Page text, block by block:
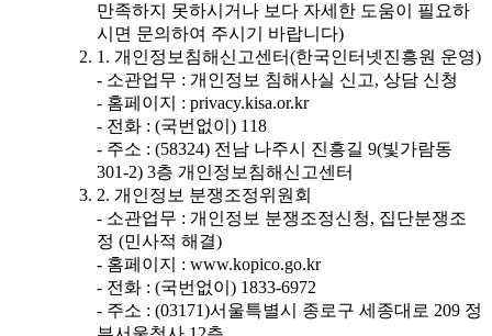
만족하지 못하시거나 보다 자세한 도움이 필요하
시면 문의하여 주시기 바랍니다)
1. 개인정보침해신고센터(한국인터넷진흥원 운영)
- 소관업무 : 개인정보 침해사실 신고, 상담 신청
- 홈페이지 : privacy.kisa.or.kr
- 전화 : (국번없이) 118
- 주소 : (58324) 전남 나주시 진흥길 9(빛가람동
301-2) 3층 개인정보침해신고센터
2. 개인정보 분쟁조정위원회
- 소관업무 : 개인정보 분쟁조정신청, 집단분쟁조
정 (민사적 해결)
- 홈페이지 : www.kopico.go.kr
- 전화 : (국번없이) 1833-6972
- 주소 : (03171)서울특별시 종로구 세종대로 209 정